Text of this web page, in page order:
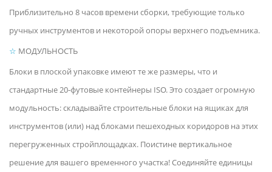
Приблизительно 8 часов времени сборки, требующие только
ручных инструментов и некоторой опоры верхнего подъемника.
☆ МОДУЛЬНОСТЬ
Блоки в плоской упаковке имеют те же размеры, что и
стандартные 20-футовые контейнеры ISO. Это создает огромную
модульность: складывайте строительные блоки на ящиках для
инструментов (или) над блоками пешеходных коридоров на этих
перегруженных стройплощадках. Поистине вертикальное
решение для вашего временного участка! Соединяйте единицы